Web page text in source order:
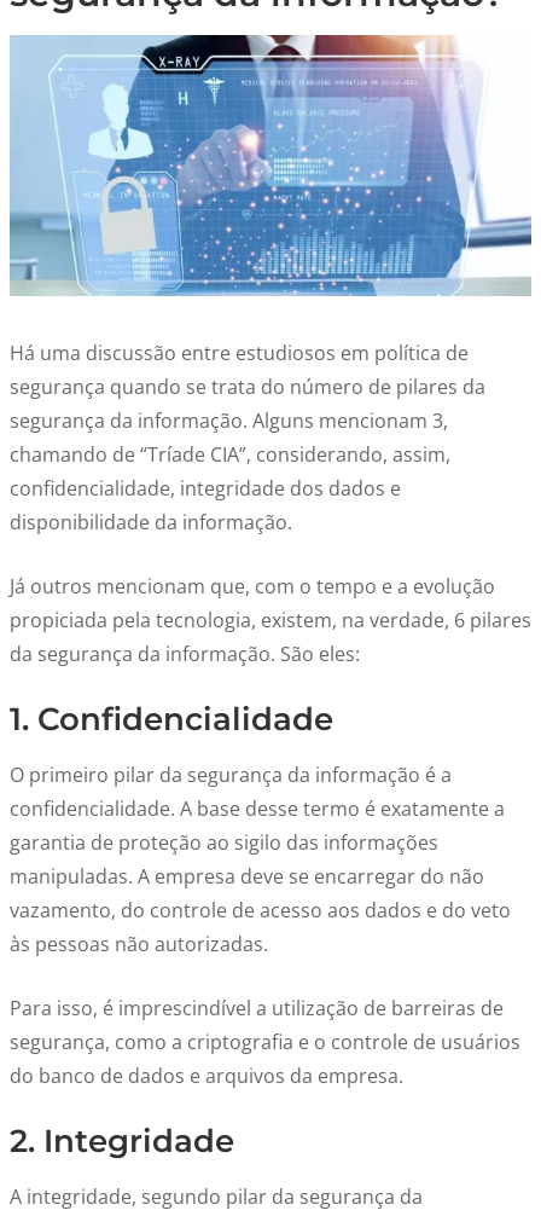
Há uma discussão entre estudiosos em política de
segurança quando se trata do número de pilares da
segurança da informação. Alguns mencionam 3,
chamando de “Tríade CIA”, considerando, assim,
confidencialidade, integridade dos dados e
disponibilidade da informação.
Já outros mencionam que, com o tempo e a evolução
propiciada pela tecnologia, existem, na verdade, 6 pilares
da segurança da informação. São eles:
1. Confidencialidade
O primeiro pilar da segurança da informação é a
confidencialidade. A base desse termo é exatamente a
garantia de proteção ao sigilo das informações
manipuladas. A empresa deve se encarregar do não
vazamento, do controle de acesso aos dados e do veto
às pessoas não autorizadas.
Para isso, é imprescindível a utilização de barreiras de
segurança, como a criptografia e o controle de usuários
do banco de dados e arquivos da empresa.
2. Integridade
A integridade, segundo pilar da segurança da